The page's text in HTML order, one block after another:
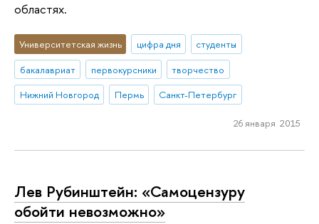
областях.
Университетская жизнь цифра дня
студенты
бакалавриат
первокурсники
творчество
Нижний Новгород
Пермь Санкт-Петербург
26 января 2015
Лев Рубинштейн: «Самоцензуру
обойти невозможно»